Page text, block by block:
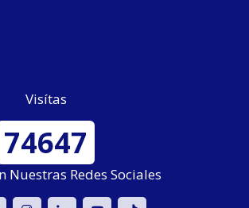
Visítas
74647
Nuestras Redes Sociales